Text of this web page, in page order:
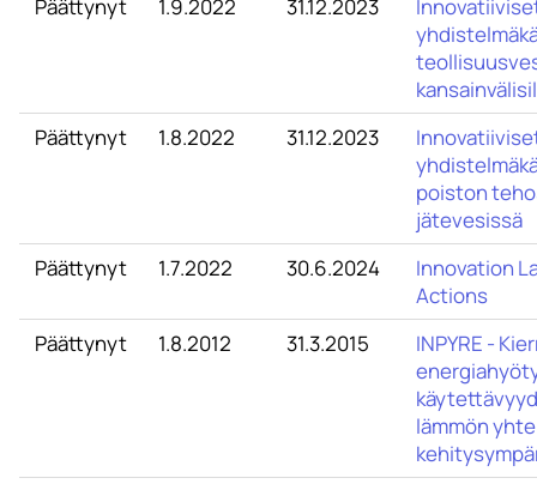
Päättynyt
1.9.2022 31.12.2023
Päättynyt
1.8.2022 31.12.2023
poiston
jätevesissä
Päättynyt
1.7.2022 30.6.2024
Innovation
Actions
Päättynyt
1.8.2012 31.3.2015
INPYRE -
lämmön